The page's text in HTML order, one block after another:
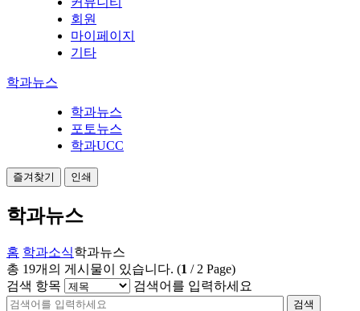
회원
마이페이지
기타
학과뉴스
학과뉴스
포토뉴스
학과UCC
즐겨찾기 인쇄
학과뉴스
홈 학과소식학과뉴스
총 19개의 게시물이 있습니다. (1 / 2 Page)
검색 항목
검색어를 입력하세요
검색